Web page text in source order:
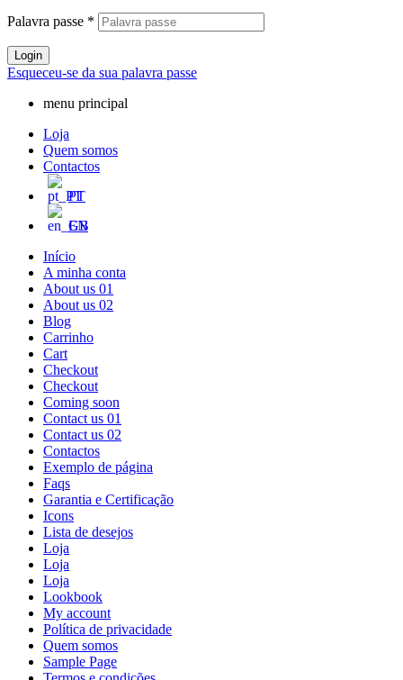
Palavra passe *
Login
Esqueceu-se da sua palavra passe
menu principal
Loja
Quem somos
Contactos
PT
EN
Início
A minha conta
About us 01
About us 02
Blog
Carrinho
Cart
Checkout
Checkout
Coming soon
Contact us 01
Contact us 02
Contactos
Exemplo de página
Faqs
Garantia e Certificação
Icons
Lista de desejos
Loja
Loja
Loja
Lookbook
My account
Política de privacidade
Quem somos
Sample Page